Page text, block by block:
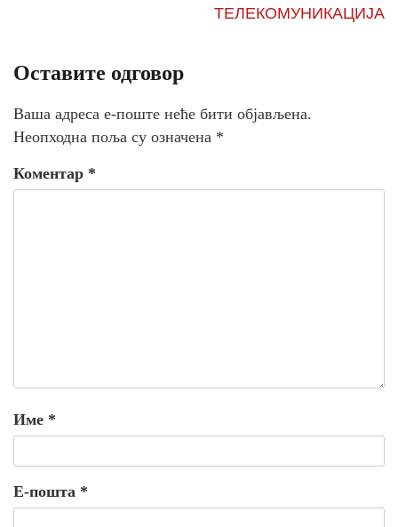
ТЕЛЕКОМУНИКАЦИЈА
Оставите одговор
Ваша адреса е-поште неће бити објављена.
Неопходна поља су означена *
Коментар *
Име *
Е-пошта *